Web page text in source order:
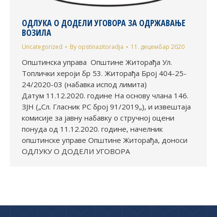
ОДЛУКА О ДОДЕЛИ УГОВОРА ЗА ОДРЖАВАЊЕ
ВОЗИЛА
Uncategorized By opstinazitoradja 11. децембар 2020
Општинска управа Општине Житорађа Ул.
Топлички хероји бр 53. Житорађа Број 404-25-
24/2020-03 (набавка испод лимита)
Датум 11.12.2020. године На основу члана 146.
ЗЈН („Сл. Гласник РС број 91/2019„), и извештаја
комисије за јавну набавку о стручној оцени
понуда од 11.12.2020. године, начелник
општинске управе Општине Житорађа, доноси
ОДЛУКУ О ДОДЕЛИ УГОВОРА